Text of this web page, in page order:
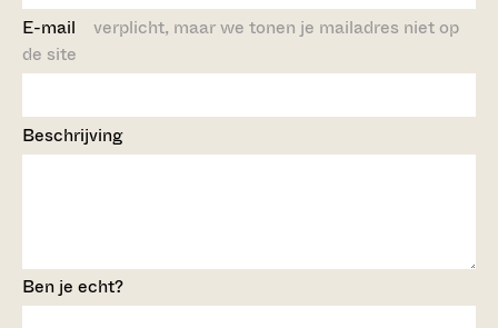
E-mail verplicht, maar we tonen je mailadres niet op
de site
Beschrijving
Ben je echt?